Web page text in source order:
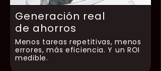
Generación real
de ahorros
Menos tareas repetitivas, menos
errores, más eficiencia. Y un ROI
medible.